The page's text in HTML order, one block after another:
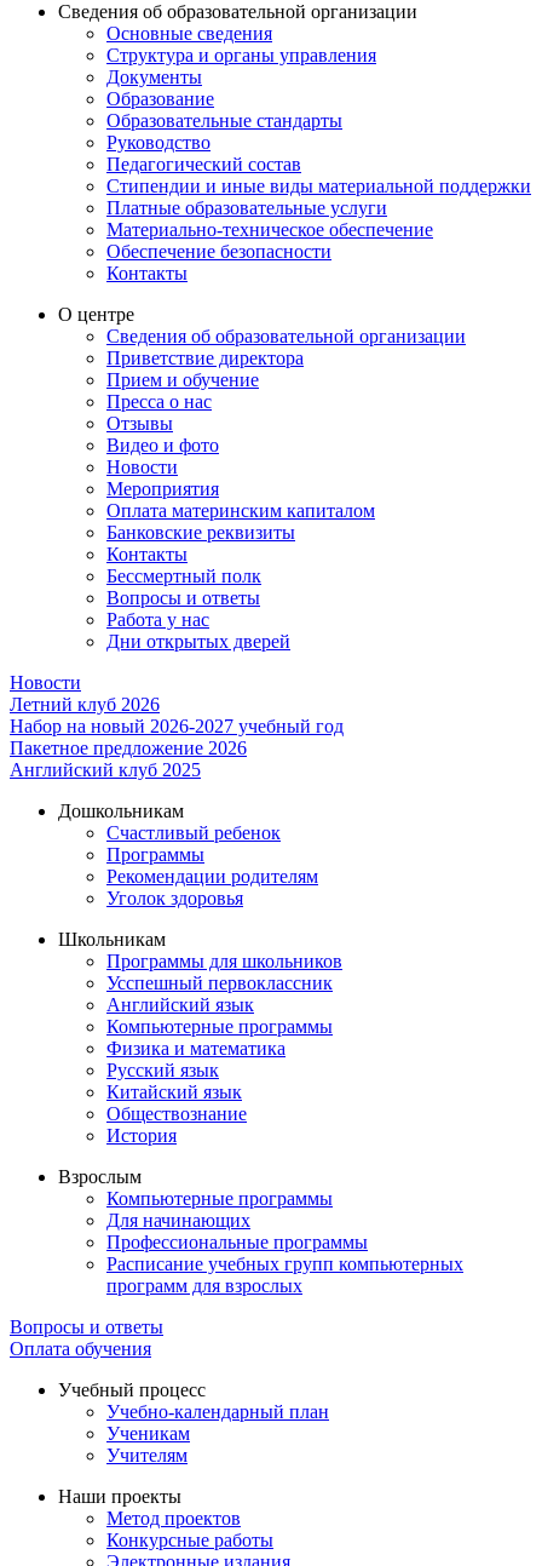
Сведения об образовательной организации
Основные сведения
Структура и органы управления
Документы
Образование
Образовательные стандарты
Руководство
Педагогический состав
Стипендии и иные виды материальной поддержки
Платные образовательные услуги
Материально-техническое обеспечение
Обеспечение безопасности
Контакты
О центре
Сведения об образовательной организации
Приветствие директора
Прием и обучение
Пресса о нас
Отзывы
Видео и фото
Новости
Мероприятия
Оплата материнским капиталом
Банковские реквизиты
Контакты
Бессмертный полк
Вопросы и ответы
Работа у нас
Дни открытых дверей
Новости
Летний клуб 2026
Набор на новый 2026-2027 учебный год
Пакетное предложение 2026
Английский клуб 2025
Дошкольникам
Счастливый ребенок
Программы
Рекомендации родителям
Уголок здоровья
Школьникам
Программы для школьников
Усспешный первоклассник
Английский язык
Компьютерные программы
Физика и математика
Русский язык
Китайский язык
Обществознание
История
Взрослым
Компьютерные программы
Для начинающих
Профессиональные программы
Расписание учебных групп компьютерных
программ для взрослых
Вопросы и ответы
Оплата обучения
Учебный процесс
Учебно-календарный план
Ученикам
Учителям
Наши проекты
Метод проектов
Конкурсные работы